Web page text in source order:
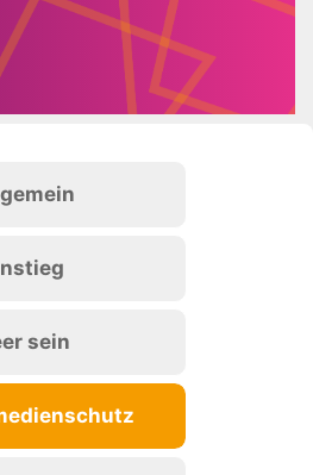
sein